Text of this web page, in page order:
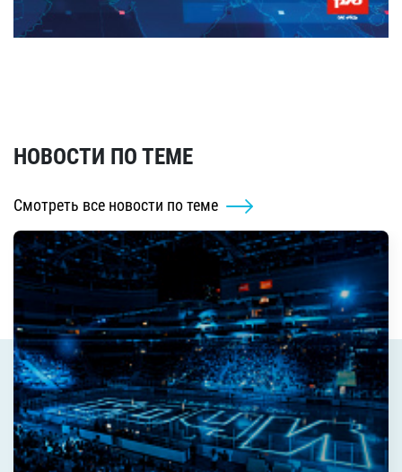
НОВОСТИ ПО ТЕМЕ
Смотреть все новости по теме